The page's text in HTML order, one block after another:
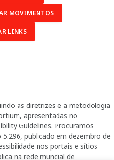
MOVIMENTOS
LINKS
as diretrizes e a metodologia
apresentadas no
Guidelines. Procuramos
publicado em dezembro de
nos portais e sítios
na rede mundial de